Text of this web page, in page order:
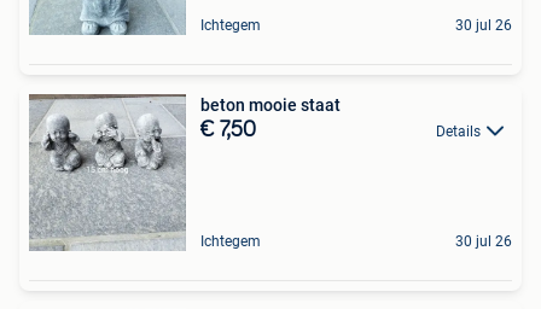
Ichtegem 30 jul 26
beton mooie staat
€ 7,50 Details
Ichtegem 30 jul 26